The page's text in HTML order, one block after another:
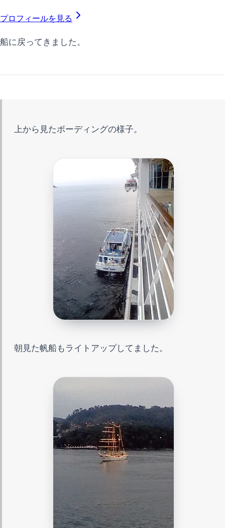
プロフィールを見る
船に戻ってきました。
上から見たボーディングの様子。
朝見た帆船もライトアップしてました。